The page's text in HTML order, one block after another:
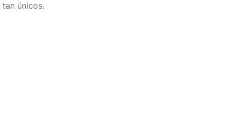
únicos.